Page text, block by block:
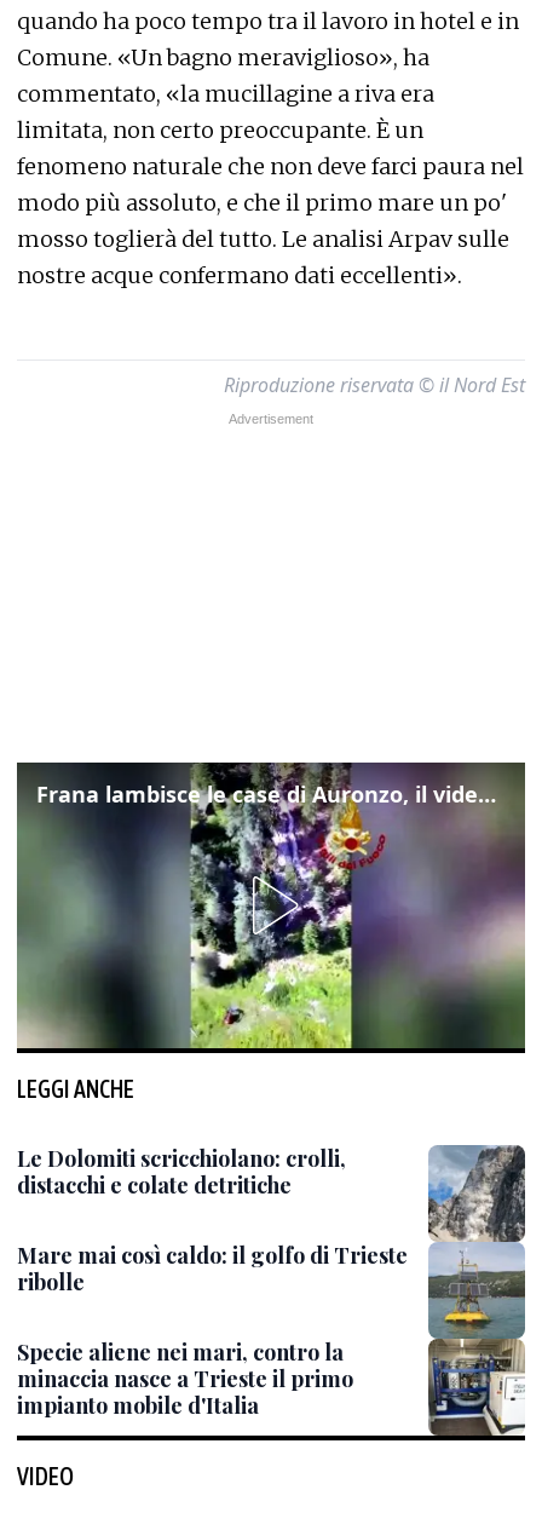
quando ha poco tempo tra il lavoro in hotel e in
Comune. «Un bagno meraviglioso», ha
commentato, «la mucillagine a riva era
limitata, non certo preoccupante. È un
fenomeno naturale che non deve farci paura nel
modo più assoluto, e che il primo mare un po'
mosso toglierà del tutto. Le analisi Arpav sulle
nostre acque confermano dati eccellenti».
Riproduzione riservata © il Nord Est
Frana lambisce le case di Auronzo, il video dall'elicottero dei vigili del fuoco
LEGGI ANCHE
Le Dolomiti scricchiolano: crolli,
distacchi e colate detritiche
Mare mai così caldo: il golfo di Trieste
ribolle
Specie aliene nei mari, contro la
minaccia nasce a Trieste il primo
impianto mobile d'Italia
VIDEO